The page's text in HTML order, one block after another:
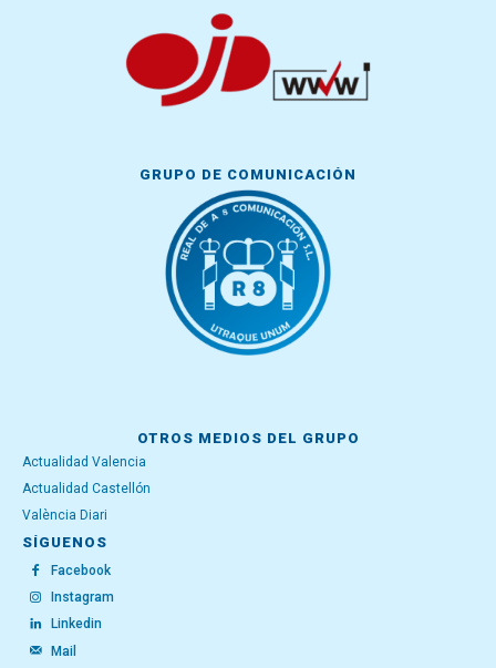
GRUPO DE COMUNICACIÓN
OTROS MEDIOS DEL GRUPO
Actualidad Valencia
Actualidad Castellón
València Diari
SÍGUENOS
Facebook
Instagram
Linkedin
Mail